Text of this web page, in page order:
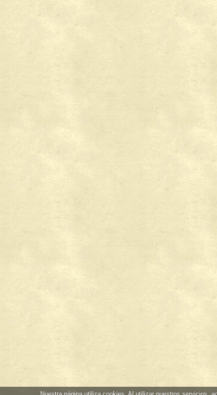
Nuestra página utiliza cookies. Al utilizar nuestros servicios,